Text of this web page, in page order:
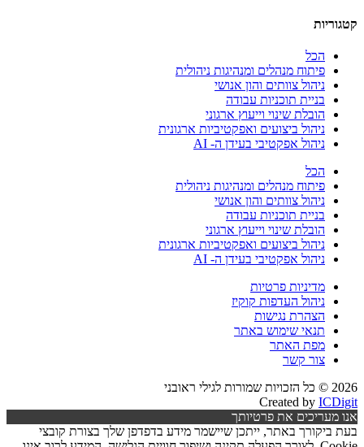
קטגוריות
הכל
פיתוח מנהלים ומנהיגות ניהולית
ניהול צוותים והון אנושי
בניית תוכניות עבודה
הובלת שינוי וייעוץ ארגוני
ניהול ביצועים ואפקטיביות ארגונית
ניהול אפקטיבי בעידן ה- AI
הכל
פיתוח מנהלים ומנהיגות ניהולית
ניהול צוותים והון אנושי
בניית תוכניות עבודה
הובלת שינוי וייעוץ ארגוני
ניהול ביצועים ואפקטיביות ארגונית
ניהול אפקטיבי בעידן ה- AI
מדיניות פרטיות
ניהול העדפות קוקיז
הצהרת נגישות
תנאי שימוש באתר
מפת האתר
צור קשר
2026 © כל הזכויות שמורות לגילי ראובני
Created by ICDigit
אנו מעריכים את פרטיותך
בעת ביקורך באתר, ייתכן שיישמר מידע בדפדפן שלך בצורת קובצי